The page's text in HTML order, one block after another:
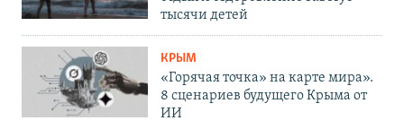
тысячи детей
КРЫМ
«Горячая точка» на карте мира».
8 сценариев будущего Крыма от
ИИ